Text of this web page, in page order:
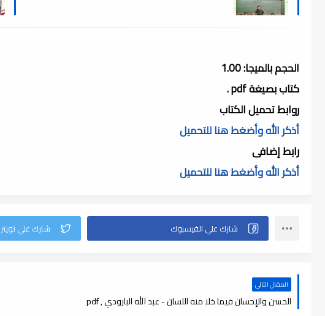
الحجم بالميجا: 1.00
كتاب بصيغة pdf .
روابط تحميل الكتاب
أذكر الله وأضغط هنا للتحميل
رابط إضافى
أذكر الله وأضغط هنا للتحميل
المقال التالي
الحسن والإحسان فيما خلا منه اللسان - عبد الله البارودي , pdf